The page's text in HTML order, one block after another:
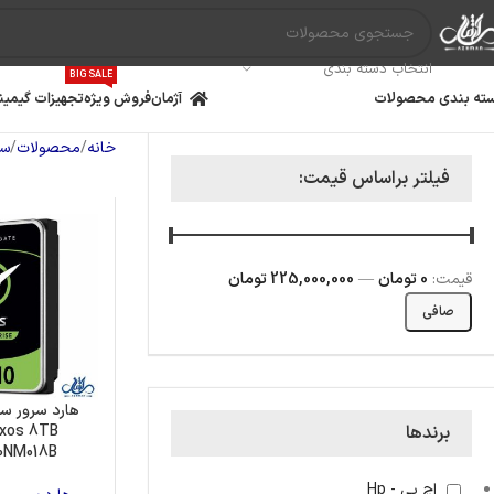
انتخاب دسته بندی
بندی محصولات
مادربرد کارت
آژمانفروش ویژه
BIG SALE
تجهیزات
فیلتر براساس قیمت:
صافی
قيمت: 0 تومان — 225,000,000 تومان
برندها
خانه محصولات
8TB